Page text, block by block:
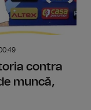
contra
muncă,